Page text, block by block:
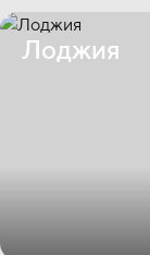
Лоджия